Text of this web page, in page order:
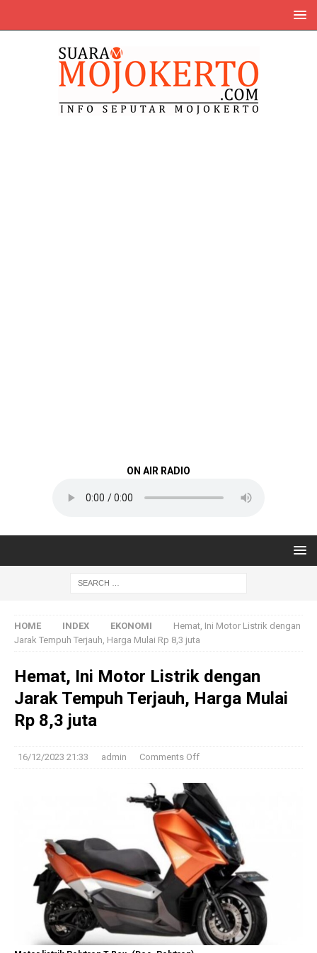
ON AIR RADIO
HOME INDEX EKONOMI
Hemat, Ini Motor Listrik dengan
Jarak Tempuh Terjauh, Harga Mulai Rp 8,3 juta
Hemat, Ini Motor Listrik dengan
Jarak Tempuh Terjauh, Harga Mulai
Rp 8,3 juta
16/12/2023 21:33 admin Comments Off